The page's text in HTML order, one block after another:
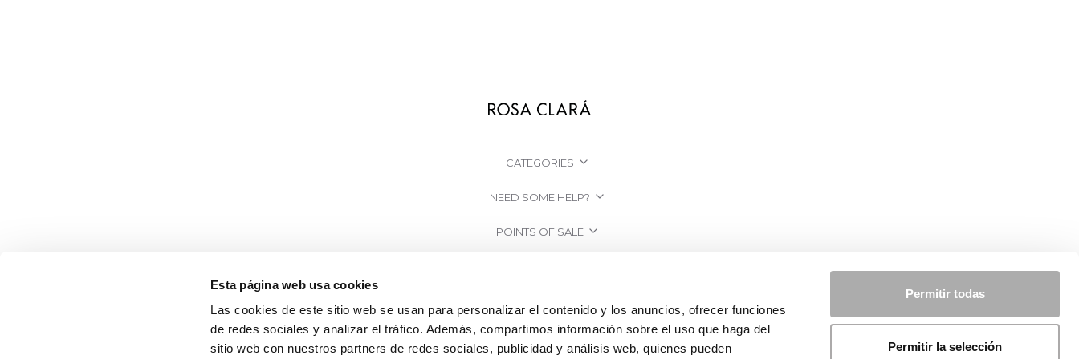
Esta página web usa cookies
Las cookies de este sitio web se usan para personalizar el contenido y los anuncios, ofrecer funciones
de redes sociales y analizar el tráfico. Además, compartimos información sobre el uso que haga del
sitio web con nuestros partners de redes sociales, publicidad y análisis web, quienes pueden
Permitir todas
Permitir la selección
CATEGORIES
NEED SOME HELP?
POINTS OF SALE